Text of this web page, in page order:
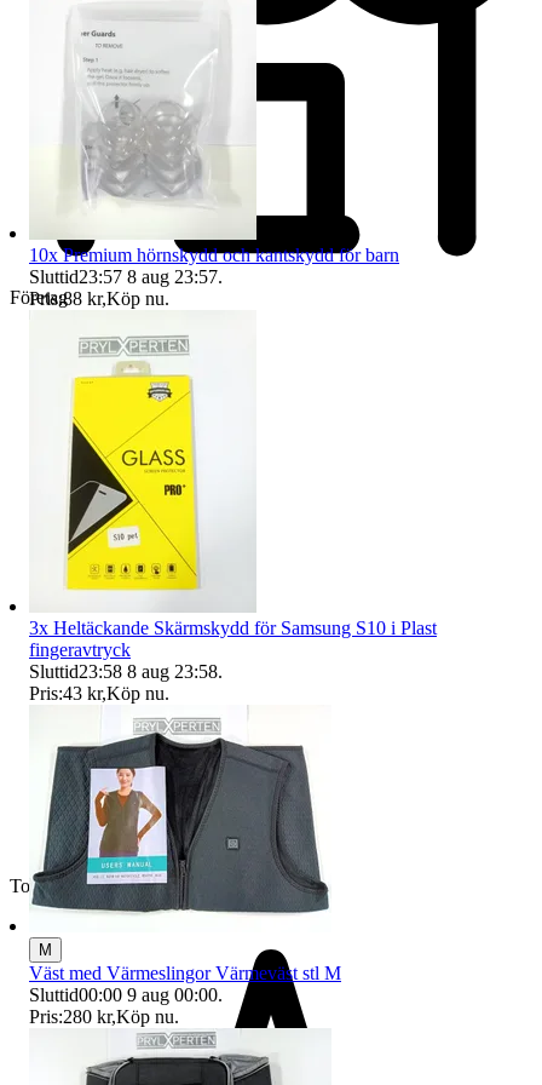
Företag
Toppsäljare
10x Premium hörnskydd och kantskydd för barn
Sluttid23:57 8 aug 23:57.
Pris:88 kr,Köp nu.
3x Heltäckande Skärmskydd för Samsung S10 i Plast
fingeravtryck
Sluttid23:58 8 aug 23:58.
Pris:43 kr,Köp nu.
M
Väst med Värmeslingor Värmeväst stl M
Sluttid00:00 9 aug 00:00.
Pris:280 kr,Köp nu.